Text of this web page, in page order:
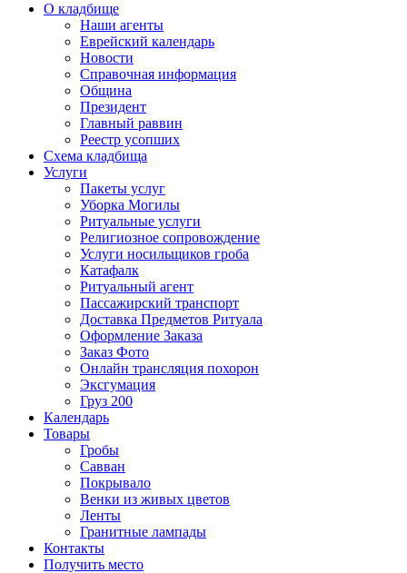
О кладбище
Наши агенты
Еврейский календарь
Новости
Справочная информация
Община
Президент
Главный раввин
Реестр усопших
Схема кладбища
Услуги
Пакеты услуг
Уборка Могилы
Ритуальные услуги
Религиозное сопровождение
Услуги носильщиков гроба
Катафалк
Ритуальный агент
Пассажирский транспорт
Доставка Предметов Ритуала
Оформление Заказа
Заказ Фото
Онлайн трансляция похорон
Эксгумация
Груз 200
Календарь
Товары
Гробы
Савван
Покрывало
Венки из живых цветов
Ленты
Гранитные лампады
Контакты
Получить место